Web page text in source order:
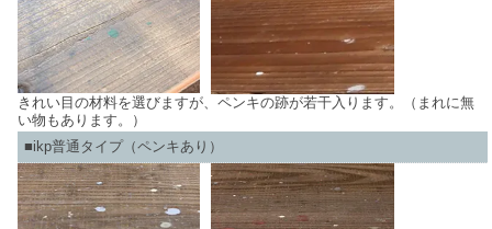
きれい目の材料を選びますが、ペンキの跡が若干入ります。（まれに無
い物もあります。）
■ikp普通タイプ（ペンキあり）